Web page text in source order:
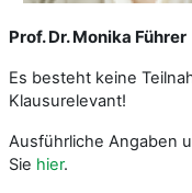
Prof. Dr. Monika Führer
Es besteht keine
Klausurelevant!
Ausführliche Angaben
Sie hier.